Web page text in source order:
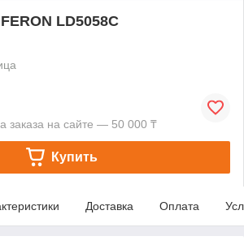
LD5058C
заказа на сайте — 50 000 ₸
Купить
Доставка Оплата